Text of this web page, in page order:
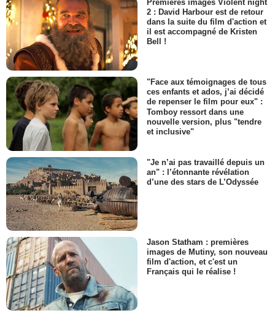
Premières images Violent night
2 : David Harbour est de retour
dans la suite du film d'action et
il est accompagné de Kristen
Bell !
"Face aux témoignages de tous
ces enfants et ados, j’ai décidé
de repenser le film pour eux" :
Tomboy ressort dans une
nouvelle version, plus "tendre
et inclusive"
"Je n’ai pas travaillé depuis un
an" : l’étonnante révélation
d’une des stars de L’Odyssée
Jason Statham : premières
images de Mutiny, son nouveau
film d'action, et c'est un
Français qui le réalise !